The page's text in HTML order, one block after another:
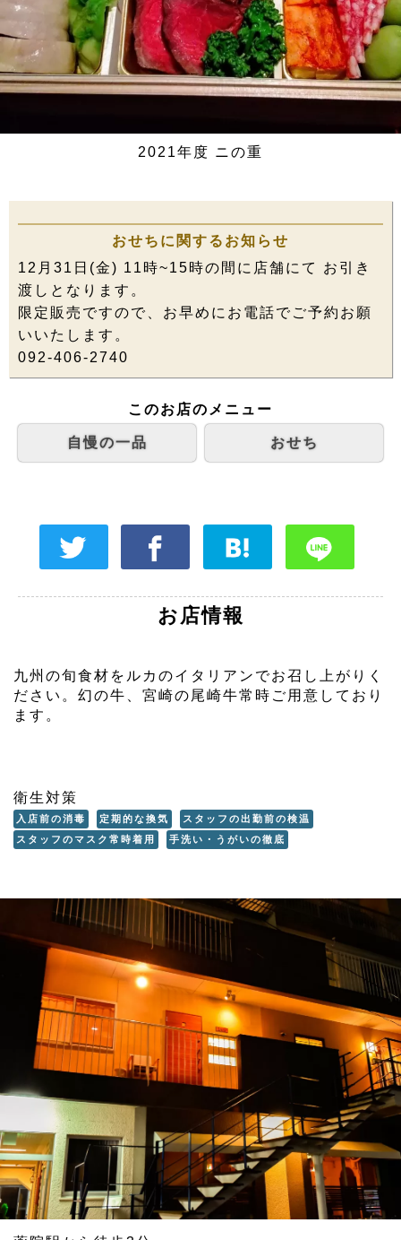
2021年度 ニの重
おせちに関するお知らせ
12月31日(金) 11時~15時の間に店舗にて お引き
渡しとなります。
限定販売ですので、お早めにお電話でご予約お願
いいたします。
092-406-2740
このお店のメニュー
自慢の一品 おせち
お店情報
九州の旬食材をルカのイタリアンでお召し上がりく
ださい。幻の牛、宮崎の尾崎牛常時ご用意しており
ます。
衛生対策
入店前の消毒 定期的な換気
スタッフの出勤前の検温
スタッフのマスク常時着用
手洗い・うがいの徹底